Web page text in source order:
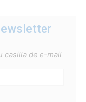
casilla de e-mail